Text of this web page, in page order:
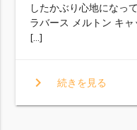
したかぶり心地になっ
ラバース メルトン キ
[…]
chevron_right 続きを見る